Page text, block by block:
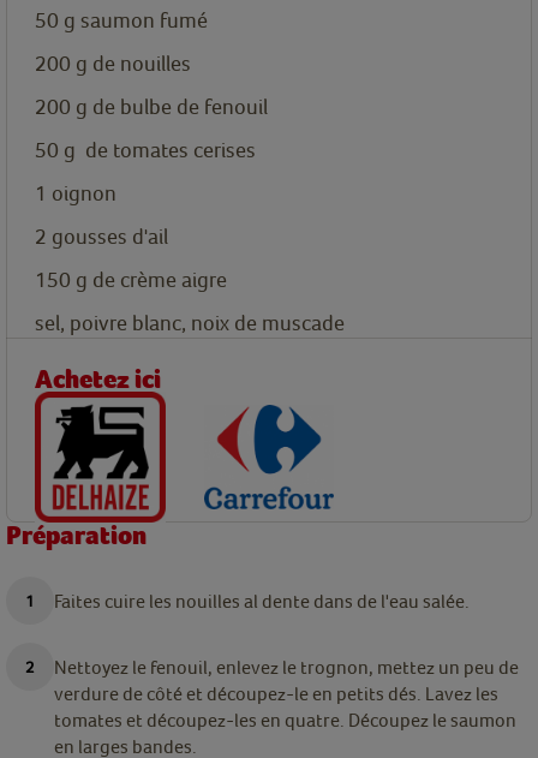
50 g saumon fumé
200 g de nouilles
200 g de bulbe de fenouil
50 g de tomates cerises
1 oignon
2 gousses d'ail
150 g de crème aigre
sel, poivre blanc, noix de muscade
Achetez ici
Préparation
Faites cuire les nouilles al dente dans de l'eau salée.
Nettoyez le fenouil, enlevez le trognon, mettez un peu de
verdure de côté et découpez-le en petits dés. Lavez les
tomates et découpez-les en quatre. Découpez le saumon
en larges bandes.